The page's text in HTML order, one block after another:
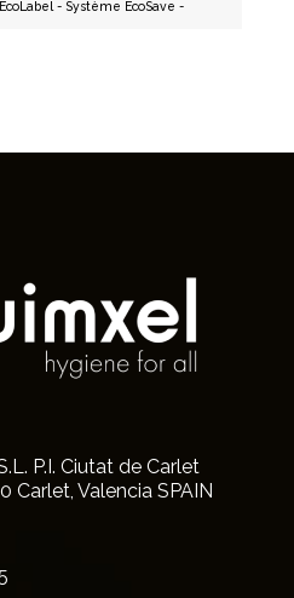
- Système EcoSave -
P.I. Ciutat de Carlet
Carlet, Valencia SPAIN